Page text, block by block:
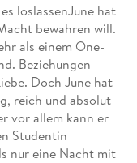
loslassenJune hat
bewahren will.
als einem One-
Beziehungen
Doch June hat
reich und absolut
vor allem kann er
Studentin
nur eine Nacht mit